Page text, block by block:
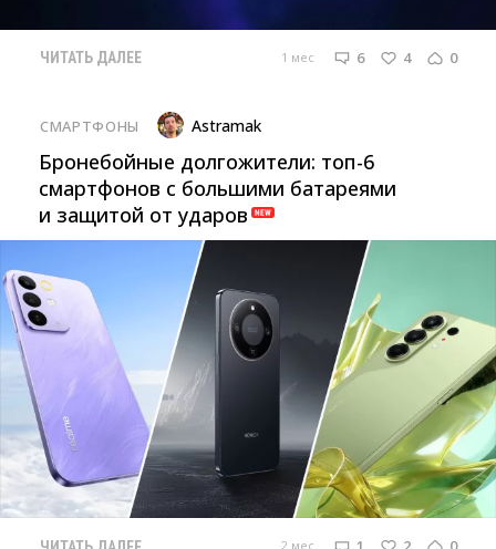
ЧИТАТЬ ДАЛЕЕ 1 мес 6 4 0
СМАРТФОНЫ Astramak
Бронебойные долгожители: топ-6
смартфонов с большими батареями
и защитой от ударов
2 мес